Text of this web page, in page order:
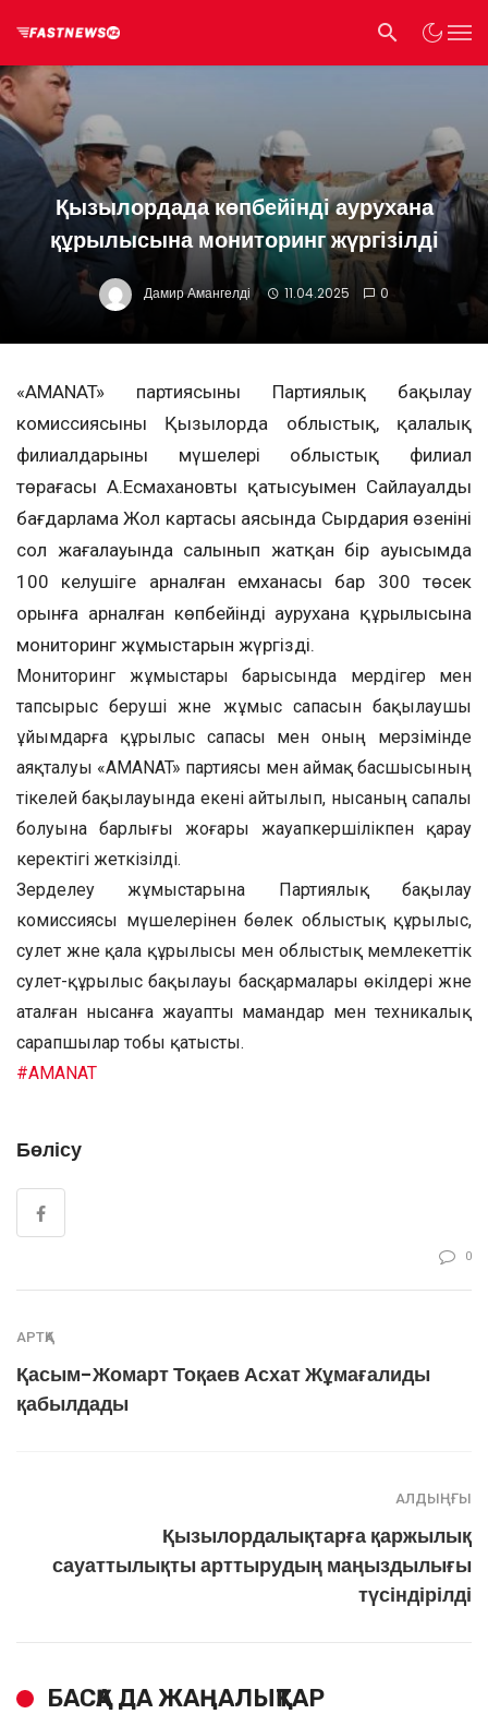
Қызылордада көпбейінді аурухана
құрылысына мониторинг жүргізілді
Дамир Амангелді 11.04.2025 0
«AMANAT» партиясының Партиялық бақылау
комиссиясының Қызылорда облыстық, қалалық
филиалдарының мүшелері облыстық филиал
төрағасы А.Есмахановтың қатысуымен Сайлауалды
бағдарлама Жол картасы аясында Сырдария өзенінің
сол жағалауында салынып жатқан бір ауысымда
100 келушіге арналған емханасы бар 300 төсек
орынға арналған көпбейінді аурухана құрылысына
мониторинг жұмыстарын жүргізді.
Мониторинг жұмыстары барысында мердігер мен
тапсырыс беруші және жұмыс сапасын бақылаушы
ұйымдарға құрылыс сапасы мен оның мерзімінде
аяқталуы «AMANAT» партиясы мен аймақ басшысының
тікелей бақылауында екені айтылып, нысаның сапалы
болуына барлығы жоғары жауапкершілікпен қарау
керектігі жеткізілді.
Зерделеу жұмыстарына Партиялық бақылау
комиссиясы мүшелерінен бөлек облыстық құрылыс,
сәулет және қала құрылысы мен облыстық мемлекеттік
сәулет-құрылыс бақылауы басқармалары өкілдері және
аталған нысанға жауапты мамандар мен техникалық
сарапшылар тобы қатысты.
#AMANAT
Бөлісу
0
АРТҚА
Қасым-Жомарт Тоқаев Асхат Жұмағалиды
қабылдады
АЛДЫҢҒЫ
Қызылордалықтарға қаржылық
сауаттылықты арттырудың маңыздылығы
түсіндірілді
БАСҚА ДА ЖАҢАЛЫҚТАР